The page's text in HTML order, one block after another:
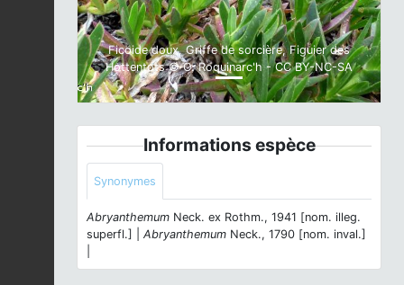
Ficoide doux, Griffe de sorcière, Figuier des
Hottentots © O. Roquinarc'h - CC BY-NC-SA
Informations espèce
Synonymes
Abryanthemum Neck. ex Rothm., 1941 [nom. illeg.
superfl.] | Abryanthemum Neck., 1790 [nom. inval.]